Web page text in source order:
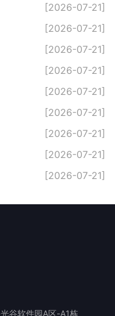
[2026-07-21]
[2026-07-21]
[2026-07-21]
[2026-07-21]
[2026-07-21]
[2026-07-21]
[2026-07-21]
[2026-07-21]
[2026-07-21]
谷软件园A区-A1栋